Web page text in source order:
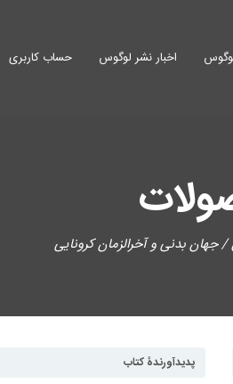
اخبار نشر لوگوس حساب کاربری
/ جهان بدنی و آخرالزمان کرونایی